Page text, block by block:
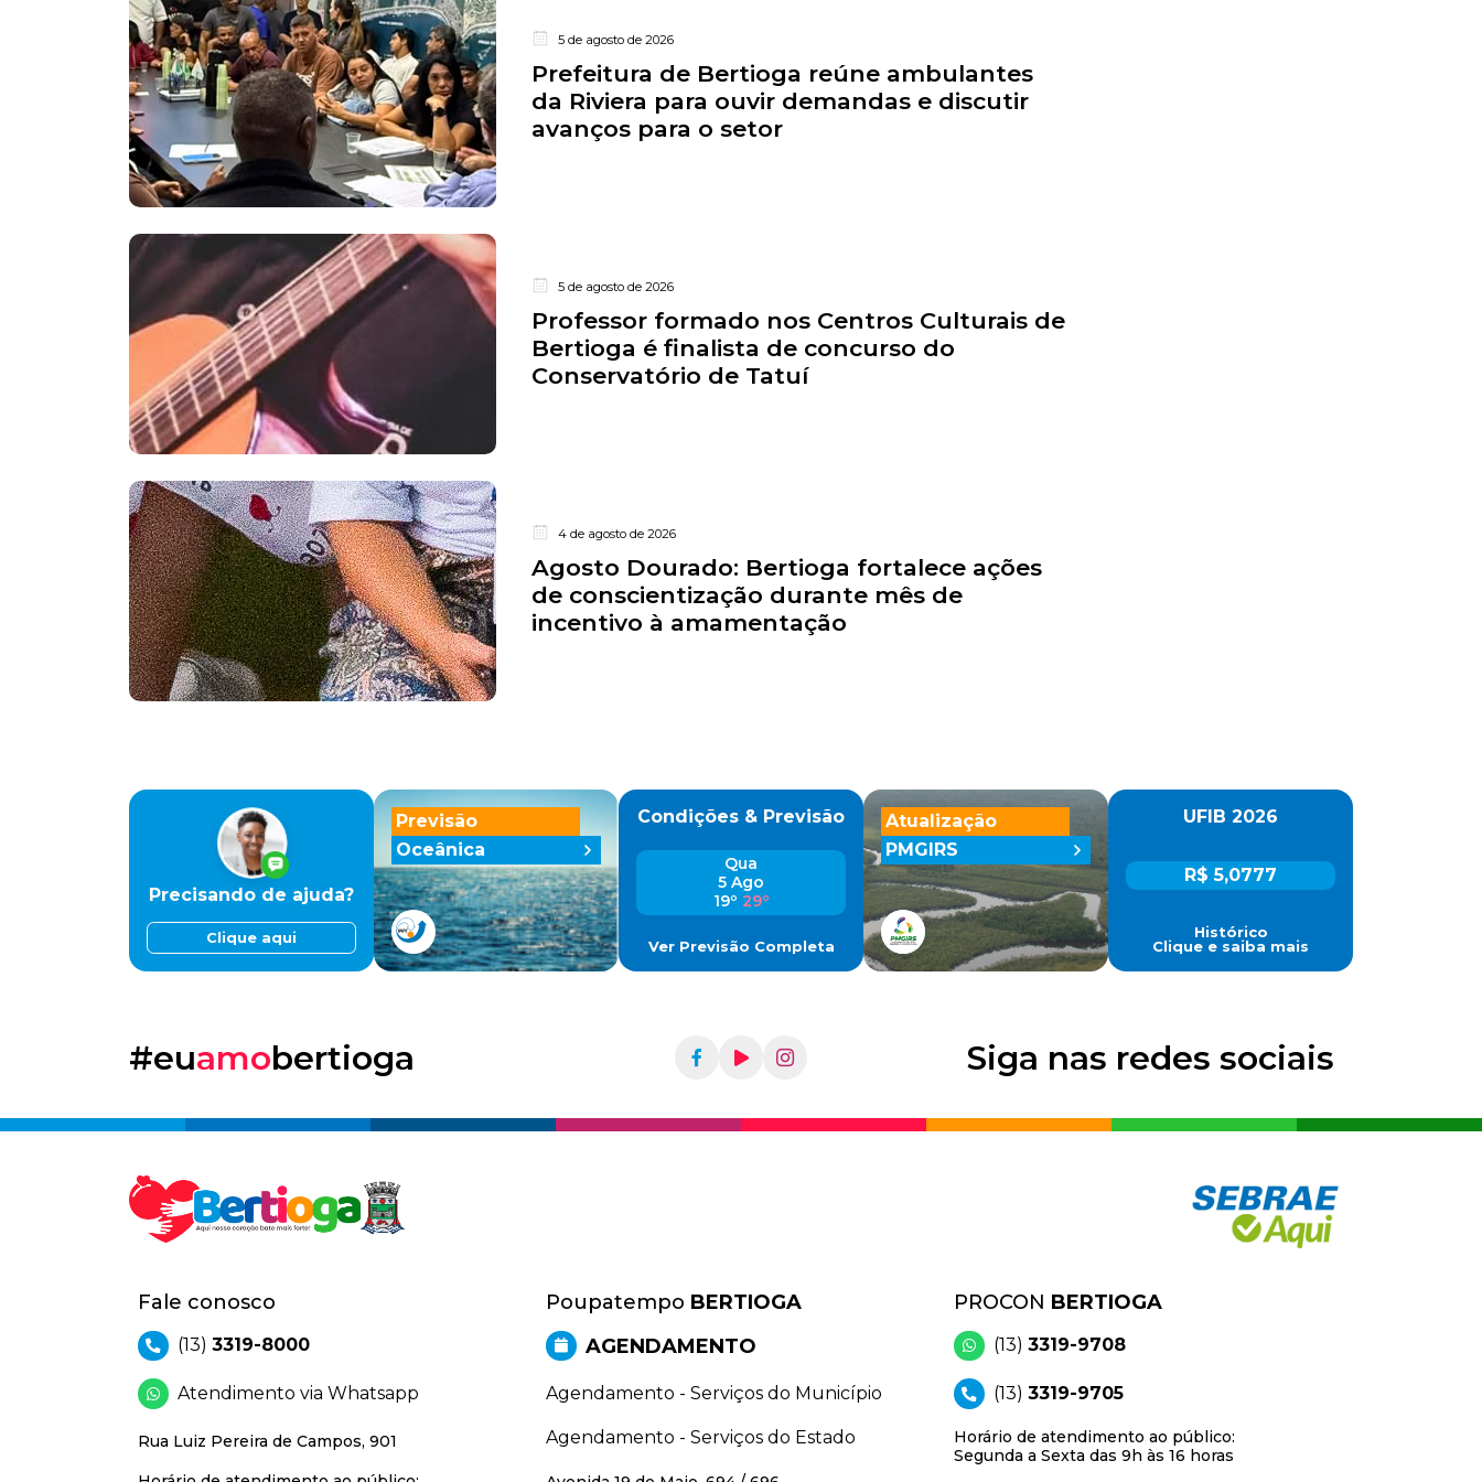
5 de agosto de 2026
Prefeitura de Bertioga reúne ambulantes
da Riviera para ouvir demandas e discutir
avanços para o setor
5 de agosto de 2026
Professor formado nos Centros Culturais de
Bertioga é finalista de concurso do
Conservatório de Tatuí
4 de agosto de 2026
Agosto Dourado: Bertioga fortalece ações
de conscientização durante mês de
incentivo à amamentação
Previsão
Oceânica
Precisando de ajuda?
Clique aqui
Condições & Previsão
Qua
5 Ago
19º 29º
Ver Previsão Completa
UFIB 2026
R$ 5,0777
Histórico
Clique e saiba mais
Atualização
PMGIRS
#euamobertioga Siga nas redes sociais
Fale conosco
(13) 3319-8000
Atendimento via Whatsapp
Rua Luiz Pereira de Campos, 901
Poupatempo BERTIOGA
AGENDAMENTO
Agendamento - Serviços do Município
Agendamento - Serviços do Estado
PROCON BERTIOGA
(13) 3319-9708
(13) 3319-9705
Horário de atendimento ao público:
Segunda a Sexta das 9h às 16 horas